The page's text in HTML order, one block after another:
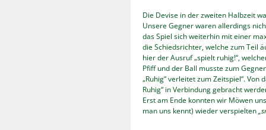
Die Devise in der zweiten Halbzeit
Unsere Gegner waren allerdings
das Spiel sich weiterhin mit einer
die Schiedsrichter, welche zum Teil
hier der Ausruf „spielt ruhig!“,
Pfiff und der Ball musste zum
„Ruhig“ verleitet zum Zeitspiel“.
Ruhig“ in Verbindung gebracht
Erst am Ende konnten wir Möwen
man uns kennt) wieder verspielten